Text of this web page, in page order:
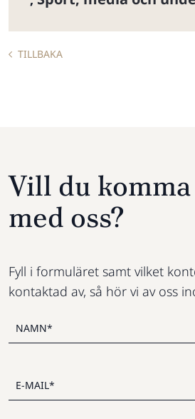
TILLBAKA
Vill du
med oss?
Fyll i formuläret samt vilket
kontaktad av, så hör vi av oss